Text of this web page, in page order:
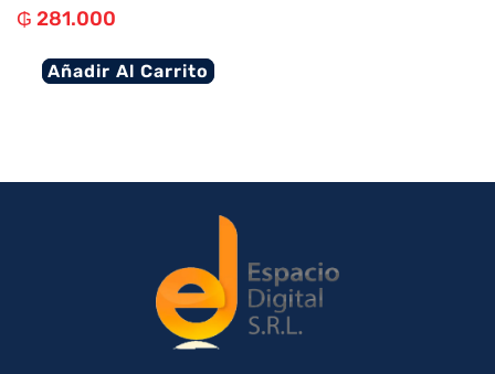
₲ 281.000
Añadir Al Carrito